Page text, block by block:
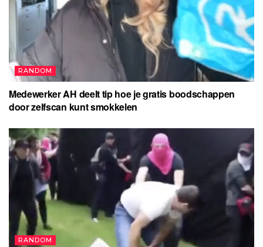
RANDOM
Medewerker AH deelt tip hoe je gratis boodschappen
door zelfscan kunt smokkelen
RANDOM